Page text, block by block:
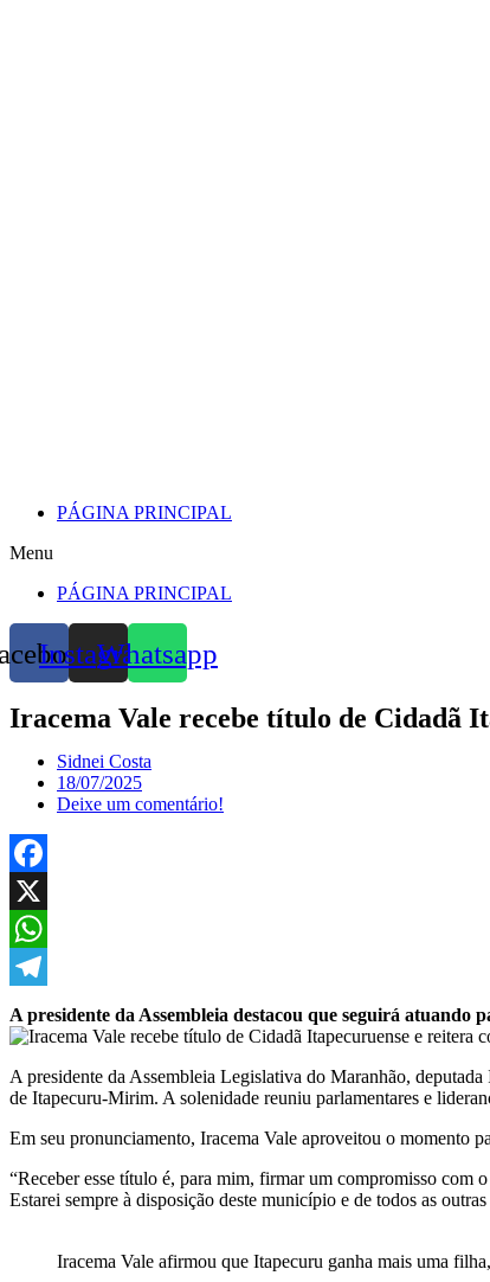
PÁGINA PRINCIPAL
Menu
PÁGINA PRINCIPAL
InstagramWhatsapp
Iracema Vale recebe título de Cidadã
Sidnei Costa
18/07/2025
Deixe um comentário!
Facebook
X
WhatsApp
Telegram
A presidente da Assembleia destacou que seguirá
A presidente da Assembleia Legislativa do Maranhão,
de Itapecuru-Mirim. A solenidade reuniu parlamentares e
Em seu pronunciamento, Iracema Vale aproveitou o momento
“Receber esse título é, para mim, firmar um compromisso com
Estarei sempre à disposição deste município e de todos as
Iracema Vale afirmou que Itapecuru ganha mais uma